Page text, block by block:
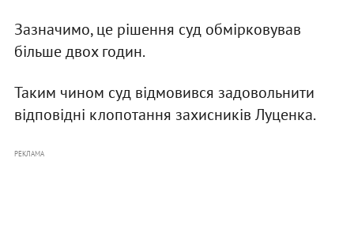
Зазначимо, це рішення суд обмірковував
більше двох годин.
Таким чином суд відмовився задовольнити
відповідні клопотання захисників Луценка.
РЕКЛАМА